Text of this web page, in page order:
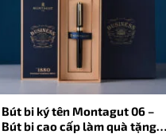
Bút bi ký tên Montagut 06 –
Bút bi cao cấp làm quà tặng